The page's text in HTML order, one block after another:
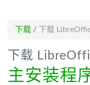
下载 / 下载
下载
主安装程